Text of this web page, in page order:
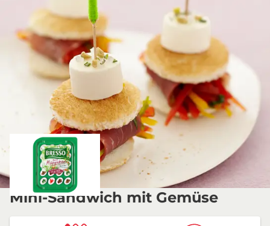
Mini-Sandwich mit Gemüse